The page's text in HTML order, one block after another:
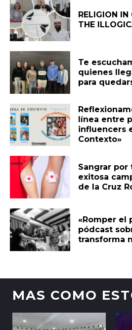
RELIGION IN
THE
Te
quienes
para
línea entre
influencers
Contexto»
Sangrar por
exitosa
de la Cruz
«Romper el
pódcast
transforma
MAS COMO